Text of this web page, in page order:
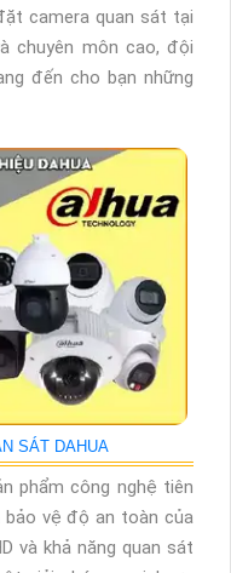
camera quan sát tại
chuyên môn cao, đội
đến cho bạn những
SÁT DAHUA
phẩm công nghệ tiên
vệ độ an toàn của
và khả năng quan sát